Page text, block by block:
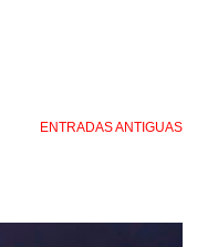
ENTRADAS ANTIGUAS